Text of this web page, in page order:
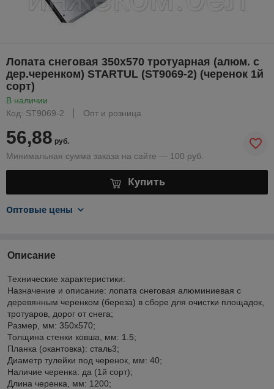
Лопата снеговая 350х570 тротуарная (алюм. с
дер.черенком) STARTUL (ST9069-2) (черенок 1й
сорт)
В наличии
Код: ST9069-2
Опт и розница
56,88 руб.
Минимальная сумма заказа на сайте — 100 руб.
Купить
Оптовые цены
Описание
Технические характеристики:
Назначение и описание: лопата снеговая алюминиевая с
деревянным черенком (береза) в сборе для очистки площадок,
тротуаров, дорог от снега;
Размер, мм: 350х570;
Толщина стенки ковша, мм: 1.5;
Планка (окантовка): сталь3;
Диаметр тулейки под черенок, мм: 40;
Наличие черенка: да (1й сорт);
Длина черенка, мм: 1200;